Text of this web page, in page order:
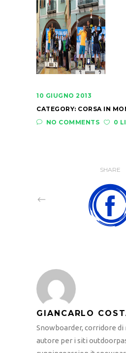
10 GIUGNO 2013
CATEGORY: CORSA IN
NO COMMENTS
0
SHARE
GIANCARLO
Snowboarder, corridore di
autore per i siti